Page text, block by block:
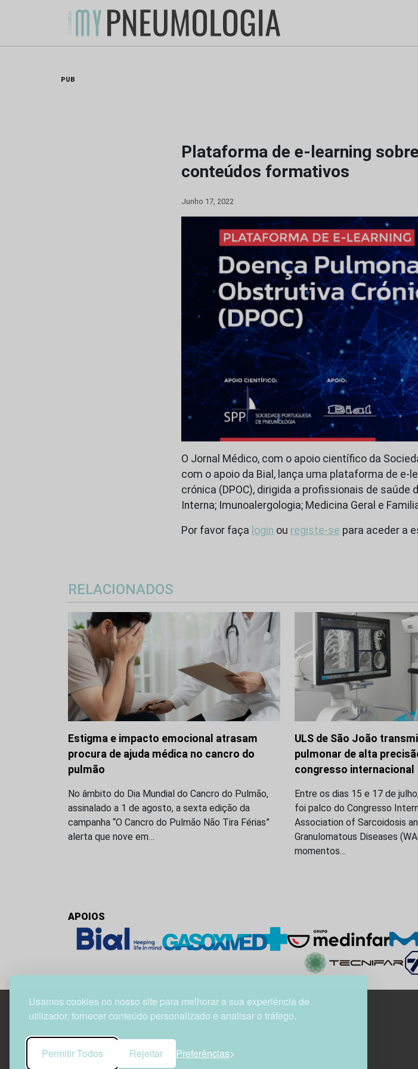
Usamos cookies no nosso site para melhorar a sua experiência de
utilizador, fornecer conteúdo personalizado e analisar o tráfego.
Permitir Todos Rejeitar Preferências
PUB
Plataforma de e-learning
conteúdos formativos
Junho 17, 2022
O Jornal Médico, com o apoio científico da
com o apoio da Bial, lança uma plataforma de e-
crónica (DPOC), dirigida a profissionais de saúde
Interna; Imunoalergologia; Medicina Geral e
Por favor faça login ou registe-se para aceder a
RELACIONADOS
Estigma e impacto emocional atrasam
procura de ajuda médica no cancro do
pulmão
No âmbito do Dia Mundial do Cancro do Pulmão,
assinalado a 1 de agosto, a sexta edição da
campanha “O Cancro do Pulmão Não Tira Férias”
alerta que nove em…
ULS de São João
pulmonar de alta
congresso internacional
Entre os dias 15 e 17 de
foi palco do Congresso
Association of Sarcoidosis
Granulomatous Diseases
momentos…
APOIOS
1800-282 Lisboa | Portugal
21 850 40 65